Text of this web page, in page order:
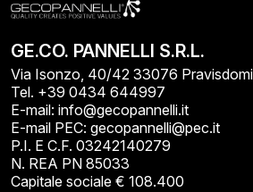
GE.CO. PANNELLI S.R.L.
Via Isonzo, 40/42 33076
Tel. +39 0434 644997
E-mail: info@gecopannelli.it
E-mail PEC: gecopannelli@pec.it
P.I. E C.F. 03242140279
N. REA PN 85033
Capitale sociale € 108.400